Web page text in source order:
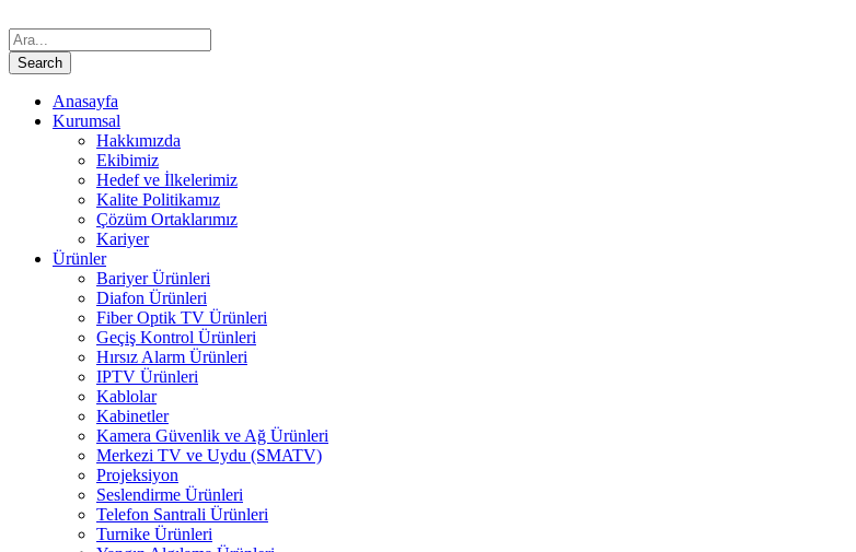
Anasayfa
Kurumsal
Hakkımızda
Ekibimiz
Hedef ve İlkelerimiz
Kalite Politikamız
Çözüm Ortaklarımız
Kariyer
Ürünler
Bariyer Ürünleri
Diafon Ürünleri
Fiber Optik TV Ürünleri
Geçiş Kontrol Ürünleri
Hırsız Alarm Ürünleri
IPTV Ürünleri
Kablolar
Kabinetler
Kamera Güvenlik ve Ağ Ürünleri
Merkezi TV ve Uydu (SMATV)
Projeksiyon
Seslendirme Ürünleri
Telefon Santrali Ürünleri
Turnike Ürünleri